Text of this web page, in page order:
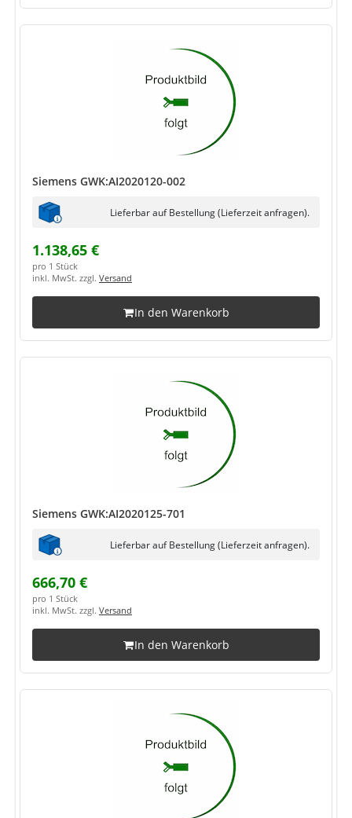
Siemens GWK:AI2020120-002
Lieferbar auf Bestellung (Lieferzeit anfragen).
1.138,65 €
pro 1 Stück
inkl. MwSt. zzgl. Versand
In den Warenkorb
Siemens GWK:AI2020125-701
Lieferbar auf Bestellung (Lieferzeit anfragen).
666,70 €
pro 1 Stück
inkl. MwSt. zzgl. Versand
In den Warenkorb